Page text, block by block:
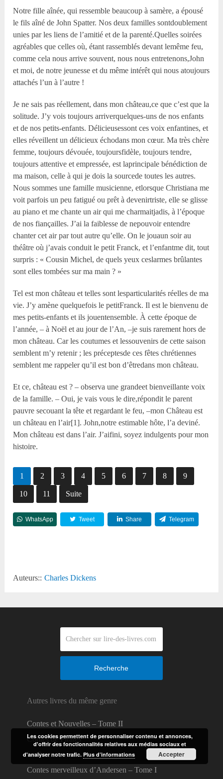
Notre fille aînée, qui ressemble beaucoup à samère, a épousé
le fils aîné de John Spatter. Nos deux familles sontdoublement
unies par les liens de l’amitié et de la parenté.Quelles soirées
agréables que celles où, étant rassemblés devant lemême feu,
comme cela nous arrive souvent, nous nous entretenons,John
et moi, de notre jeunesse et du même intérêt qui nous atoujours
attachés l’un à l’autre !
Je ne sais pas réellement, dans mon château,ce que c’est que la
solitude. J’y vois toujours arriverquelques-uns de nos enfants
et de nos petits-enfants. Délicieusessont ces voix enfantines, et
elles réveillent un délicieux échodans mon cœur. Ma très chère
femme, toujours dévouée, toujoursfidèle, toujours tendre,
toujours attentive et empressée, est laprincipale bénédiction de
ma maison, celle à qui je dois la sourcede toutes les autres.
Nous sommes une famille musicienne, etlorsque Christiana me
voit parfois un peu fatigué ou prêt à devenirtriste, elle se glisse
au piano et me chante un air qui me charmaitjadis, à l’époque
de nos fiançailles. J’ai la faiblesse de nepouvoir entendre
chanter cet air par tout autre qu’elle. On le jouaun soir au
théâtre où j’avais conduit le petit Franck, et l’enfantme dit, tout
surpris : « Cousin Michel, de quels yeux ceslarmes brûlantes
sont elles tombées sur ma main ? »
Tel est mon château et telles sont lesparticularités réelles de ma
vie. J’y amène quelquefois le petitFranck. Il est le bienvenu de
mes petits-enfants et ils jouentensemble. À cette époque de
l’année, – à Noël et au jour de l’An, –je suis rarement hors de
mon château. Car les coutumes et lessouvenirs de cette saison
semblent m’y retenir ; les préceptesde ces fêtes chrétiennes
semblent me rappeler qu’il est bon d’êtredans mon château.
Et ce, château est ? – observa une grandeet bienveillante voix
de la famille. – Oui, je vais vous le dire,répondit le parent
pauvre secouant la tête et regardant le feu, –mon Château est
un château en l’air[1]. John,notre estimable hôte, l’a deviné.
Mon château est dans l’air. J’aifini, soyez indulgents pour mon
histoire.
1 2 3 4 5 6 7 8 9
10 11 Suite
WhatsApp Tweet Share Telegram
Auteurs:: Charles Dickens
Recherche
Autres livres du même genre
Contes et Nouvelles – Tome II
Contes de Pirates
Le Portrait ovale
Contes merveilleux d’Andersen – Tome I
Les cookies permettent de personnaliser contenu et annonces,
d'offrir des fonctionnalités relatives aux médias sociaux et
d'analyser notre trafic.Plus d’informations Accepter